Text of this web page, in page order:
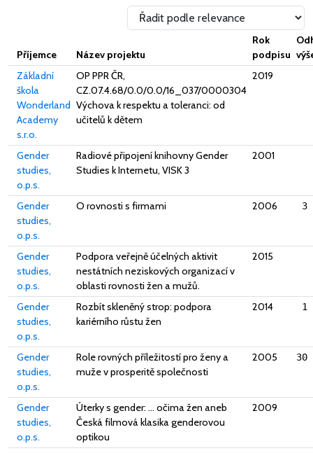
Příjemce Název projektu
Rok
podpisu
Základní
škola
Wonderland
Academy
s.r.o.
OP PPR ČR,
CZ.07.4.68/0.0/0.0/16_037/0000304
Výchova k respektu a toleranci: od
učitelů k dětem
2019
Gender
studies,
o.p.s.
Radiové připojení knihovny Gender
Studies k Internetu, VISK 3
2001
Gender
studies,
o.p.s.
O rovnosti s firmami 2006 3
Gender
studies,
o.p.s.
Podpora veřejně účelných aktivit
nestátních neziskových organizací v
oblasti rovnosti žen a mužů.
2015
Gender
studies,
o.p.s.
Rozbít skleněný strop: podpora
kariérního růstu žen
2014 1
Gender
studies,
o.p.s.
Role rovných příležitostí pro ženy a
muže v prosperitě společnosti
2005 30
Gender
studies,
o.p.s.
Úterky s gender: ... očima žen aneb
Česká filmová klasika genderovou
optikou
2009